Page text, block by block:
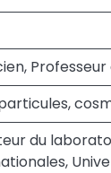
Professeur
du